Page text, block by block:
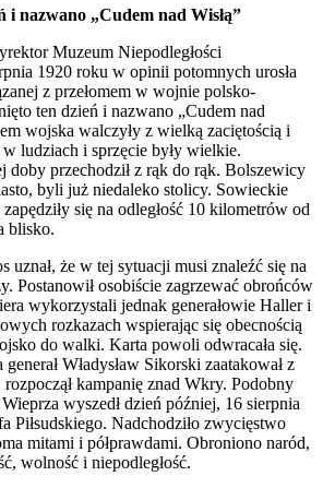
i nazwano „Cudem nad Wisłą”
Muzeum Niepodległości
1920 roku w opinii potomnych urosła
z przełomem w wojnie polsko-
ten dzień i nazwano „Cudem nad
wojska walczyły z wielką zaciętością i
ludziach i sprzęcie były wielkie.
doby przechodził z rąk do rąk. Bolszewicy
byli już niedaleko stolicy. Sowieckie
się na odległość 10 kilometrów od
blisko.
uznał, że w tej sytuacji musi znaleźć się na
Postanowił osobiście zagrzewać obrońców
wykorzystali jednak generałowie Haller i
rozkazach wspierając się obecnością
do walki. Karta powoli odwracała się.
Władysław Sikorski zaatakował z
kampanię znad Wkry. Podobny
wyszedł dzień później, 16 sierpnia
Piłsudskiego. Nadchodziło zwycięstwo
mitami i półprawdami. Obroniono naród,
wolność i niepodległość.